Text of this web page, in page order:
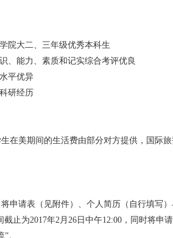
院大二、三年级优秀本科生
、能力、素质和记实综合考评优良
平优异
研经历
在美期间的生活费由部分对方提供，国际
申请表（见附件）、个人简历（自行填写
截止为2017年2月26日中午12:00，同时将申
。